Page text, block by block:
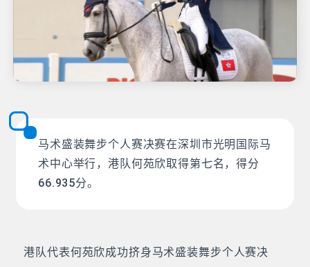
马术盛装舞步个人赛决赛在深圳市光明国际马
术中心举行，港队何苑欣取得第七名，得分
66.935分。
港队代表何苑欣成功挤身马术盛装舞步个人赛决